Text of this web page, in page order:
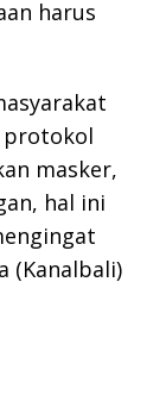
harus
protokol
masker,
hal ini
(Kanalbali)